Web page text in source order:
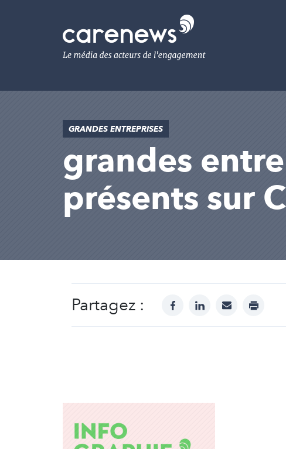
Le
média
de
GRANDES ENTREPRISES
grandes
présents sur
Partagez : facebooklinkedinmail print